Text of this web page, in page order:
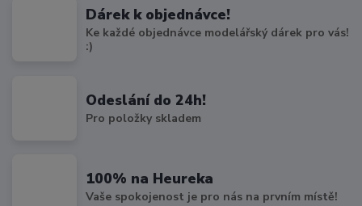
Dárek k objednávce!
Ke každé objednávce modelářský dárek pro vás!
:)
Odeslání do 24h!
Pro položky skladem
100% na Heureka
Vaše spokojenost je pro nás na prvním místě!